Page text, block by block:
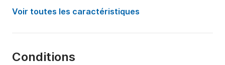
Puissance moteur:
500cv
Capacité à bord:
Voir toutes les caractéristiques
Conditions